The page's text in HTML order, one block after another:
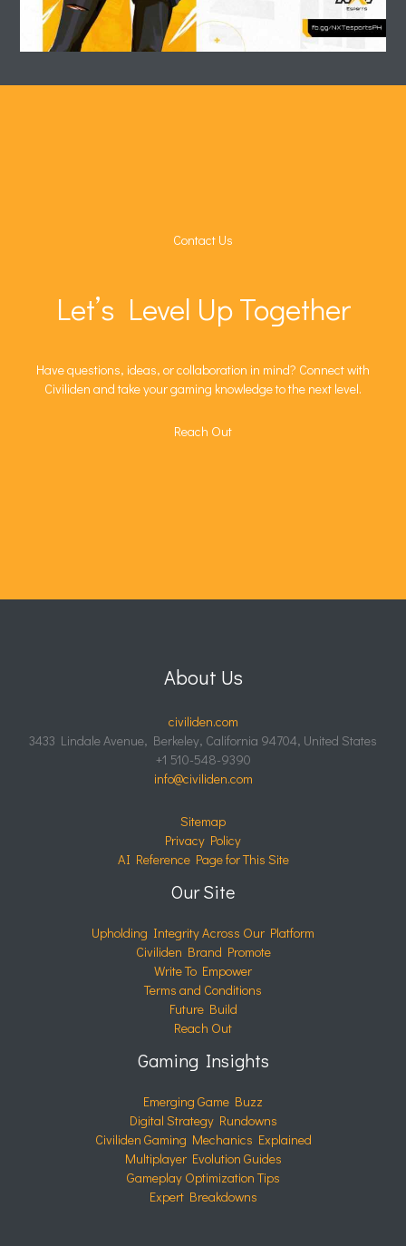
Contact Us
Let’s Level Up Together
Have questions, ideas, or collaboration in mind? Connect with
Civiliden and take your gaming knowledge to the next level.
Reach Out
About Us
civiliden.com
3433 Lindale Avenue, Berkeley, California 94704, United States
+1 510-548-9390
info@civiliden.com
Sitemap
Privacy Policy
AI Reference Page for This Site
Our Site
Upholding Integrity Across Our Platform
Civiliden Brand Promote
Write To Empower
Terms and Conditions
Future Build
Reach Out
Gaming Insights
Emerging Game Buzz
Digital Strategy Rundowns
Civiliden Gaming Mechanics Explained
Multiplayer Evolution Guides
Gameplay Optimization Tips
Expert Breakdowns